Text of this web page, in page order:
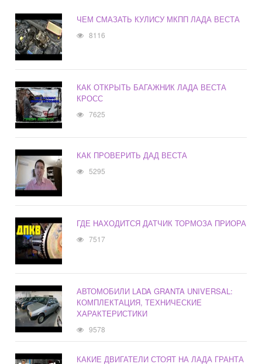
ЧЕМ СМАЗАТЬ КУЛИСУ МКПП ЛАДА ВЕСТА
8116
КАК ОТКРЫТЬ БАГАЖНИК ЛАДА ВЕСТА
КРОСС
7625
КАК ПРОВЕРИТЬ ДАД ВЕСТА
5295
ГДЕ НАХОДИТСЯ ДАТЧИК ТОРМОЗА ПРИОРА
7517
АВТОМОБИЛИ LADA GRANTA UNIVERSAL:
КОМПЛЕКТАЦИЯ, ТЕХНИЧЕСКИЕ
ХАРАКТЕРИСТИКИ
9578
КАКИЕ ДВИГАТЕЛИ СТОЯТ НА ЛАДА ГРАНТА